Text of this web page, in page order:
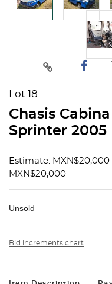
Lot 18
Chasis
Sprinter 2005
Estimate: MXN$20,000
MXN$20,000
Unsold
Bid increments chart